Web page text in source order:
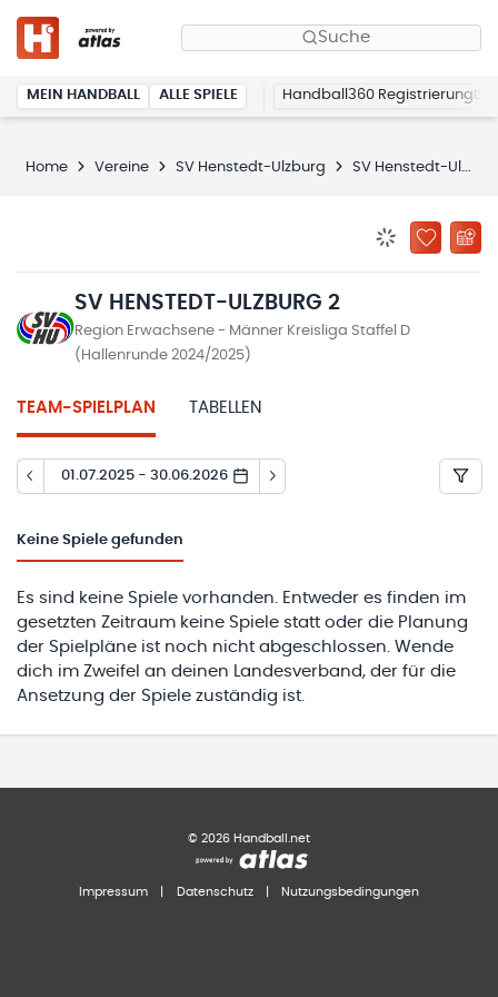
Suche
MEIN HANDBALL ALLE SPIELE Handball360 Registrierung
Home Vereine SV Henstedt-Ulzburg SV Henstedt-Ulzburg 2
ZU
SV HENSTEDT-ULZBURG 2
Region Erwachsene - Männer Kreisliga Staffel D
(Hallenrunde 2024/2025)
TEAM-SPIELPLAN TABELLEN
01.07.2025 - 30.06.2026
Keine Spiele gefunden
Es sind keine Spiele vorhanden. Entweder es finden im
gesetzten Zeitraum keine Spiele statt oder die Planung
der Spielpläne ist noch nicht abgeschlossen. Wende
dich im Zweifel an deinen Landesverband, der für die
Ansetzung der Spiele zuständig ist.
© 2026 Handball.net
Impressum Datenschutz Nutzungsbedingungen